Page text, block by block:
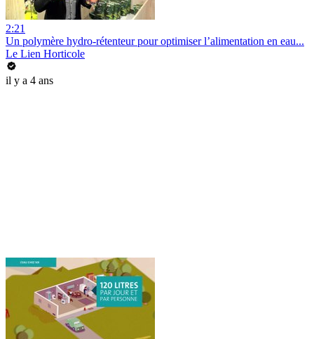
2:21
Un polymère hydro-rétenteur pour optimiser l’alimentation en eau...
Le Lien Horticole
il y a 4 ans